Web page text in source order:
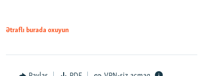
Ətraflı burada oxuyun